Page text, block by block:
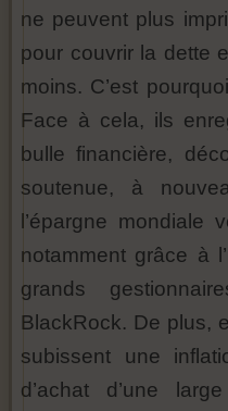
ne peuvent plus
pour couvrir la dette
moins. C’est
Face à cela, ils
bulle financière,
soutenue, à
l’épargne mondiale
notamment grâce à
grands
BlackRock. De plus,
subissent une
d’achat d’une